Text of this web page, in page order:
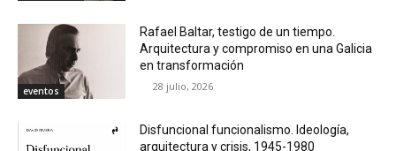
eventos
Rafael Baltar, testigo de un tiempo.
Arquitectura y compromiso en una Galicia
en transformación
28 julio, 2026
Disfuncional funcionalismo. Ideología,
arquitectura y crisis, 1945-1980